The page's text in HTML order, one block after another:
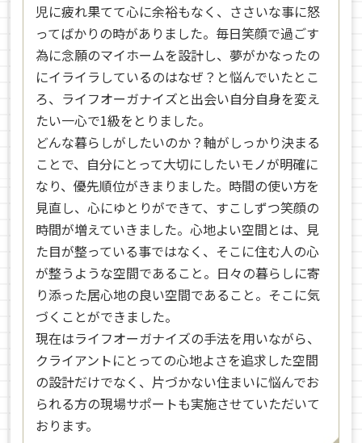
児に疲れ果てて心に余裕もなく、ささいな事に怒
ってばかりの時がありました。毎日笑顔で過ごす
為に念願のマイホームを設計し、夢がかなったの
にイライラしているのはなぜ？と悩んでいたとこ
ろ、ライフオーガナイズと出会い自分自身を変え
たい一心で1級をとりました。
どんな暮らしがしたいのか？軸がしっかり決まる
ことで、自分にとって大切にしたいモノが明確に
なり、優先順位がきまりました。時間の使い方を
見直し、心にゆとりができて、すこしずつ笑顔の
時間が増えていきました。心地よい空間とは、見
た目が整っている事ではなく、そこに住む人の心
が整うような空間であること。日々の暮らしに寄
り添った居心地の良い空間であること。そこに気
づくことができました。
現在はライフオーガナイズの手法を用いながら、
クライアントにとっての心地よさを追求した空間
の設計だけでなく、片づかない住まいに悩んでお
られる方の現場サポートも実施させていただいて
おります。